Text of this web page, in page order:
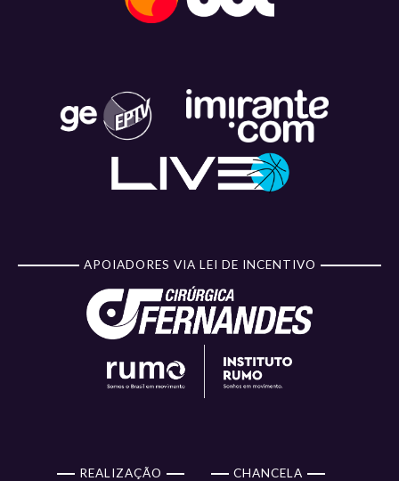
APOIADORES VIA LEI DE INCENTIVO
REALIZAÇÃO CHANCELA